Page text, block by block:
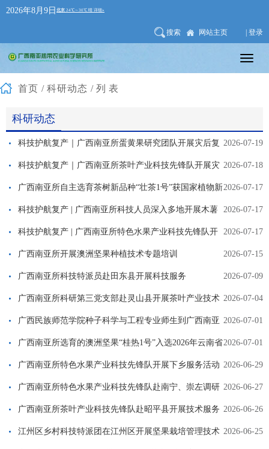
2026年8月9日
搜索 网站主页 | 登录
首页 / 科研动态 /列表
科研动态
2026-07-19
科技护航复产｜广西南亚所蛋黄果研究团队开展灾后复
产技术服务 2026-07-18
科技护航复产｜广西南亚所茶叶产业科技先锋队开展灾
后复产技术服务 2026-07-17
广西南亚所自主选育茶树新品种“壮茶1号”获国家植物新
品种权授权 2026-07-17
科技护航复产 | 广西南亚所科技人员深入多地开展木薯
防汛减灾技术服务 2026-07-17
科技护航复产 | 广西南亚所特色水果产业科技先锋队开
展灾后复产技术指导 2026-07-15
广西南亚所开展澳洲坚果种植技术专题培训
2026-07-09
广西南亚所科技特派员赴田东县开展科技服务
2026-07-04
广西南亚所科研第三党支部赴灵山县开展茶叶产业技术
服务 2026-07-01
广西民族师范学院种子科学与工程专业师生到广西南亚
所开展专业见习活动 2026-07-01
广西南亚所选育的澳洲坚果“桂热1号”入选2026年云南省
农业主导品种 2026-06-29
广西南亚所特色水果产业科技先锋队开展下乡服务活动
2026-06-27
广西南亚所特色水果产业科技先锋队赴南宁、崇左调研
服务乌榄产业发展 2026-06-26
广西南亚所茶叶产业科技先锋队赴昭平县开展技术服务
2026-06-25
江州区乡村科技特派团在江州区开展坚果栽培管理技术